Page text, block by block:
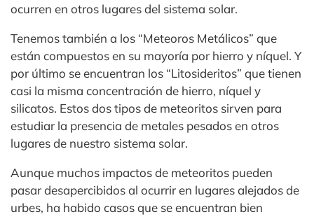
ocurren en otros lugares del sistema solar.
Tenemos también a los “Meteoros Metálicos” que
están compuestos en su mayoría por hierro y níquel. Y
por último se encuentran los “Litosideritos” que tienen
casi la misma concentración de hierro, níquel y
silicatos. Estos dos tipos de meteoritos sirven para
estudiar la presencia de metales pesados en otros
lugares de nuestro sistema solar.
Aunque muchos impactos de meteoritos pueden
pasar desapercibidos al ocurrir en lugares alejados de
urbes, ha habido casos que se encuentran bien